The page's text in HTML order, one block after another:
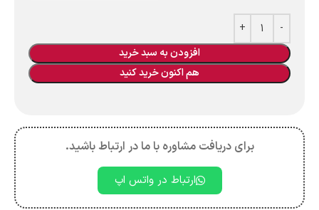
افزودن به سبد خرید
هم اکنون خرید کنید
برای دریافت مشاوره با ما در ارتباط باشید.
ارتباط در واتس اپ